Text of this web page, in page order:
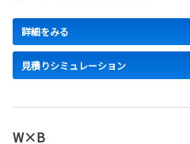
詳細をみる
見積りシミュレーション
W×B